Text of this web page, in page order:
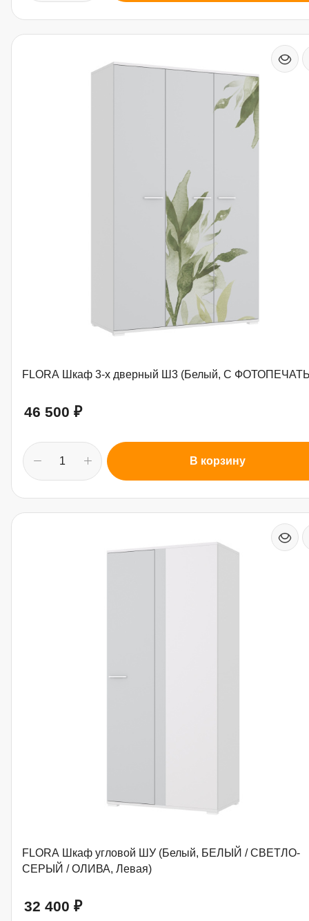
FLORA Шкаф 3-х дверный Ш3 (Белый, С
46 500 ₽
В корзину
FLORA Шкаф угловой ШУ (Белый, БЕЛЫЙ / СВЕТЛО-
СЕРЫЙ / ОЛИВА, Левая)
32 400 ₽